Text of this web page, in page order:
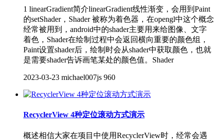
1 linearGradient简介linearGradient线性渐变，会用到Paint
的setShader，Shader 被称为着色器，在opengl中这个概念
经常被用到，android中的shader主要用来给图像、文字
着色，Shader在绘制过程中会返回横向重要的颜色组，
Paint设置shader后，绘制时会从shader中获取颜色，也就
是需要shader告诉画笔某处的颜色值。Shader
2023-03-23 michael007js 960
RecyclerView 4种定位滚动方式演示
概述相信大家在项目中使用RecyclerView时，经常会遇